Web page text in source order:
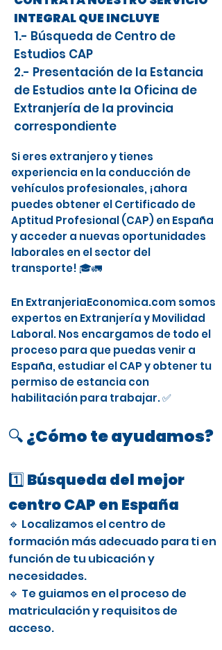
INTEGRAL QUE INCLUYE
1.- Búsqueda de Centro de
Estudios CAP
2.- Presentación de la Estancia
de Estudios ante la Oficina de
Extranjería de la provincia
correspondiente
Si eres extranjero y tienes
experiencia en la conducción de
vehículos profesionales, ¡ahora
puedes obtener el Certificado de
Aptitud Profesional (CAP) en España
y acceder a nuevas oportunidades
laborales en el sector del
transporte! 🎓🚛
En ExtranjeriaEconomica.com somos
expertos en Extranjería y Movilidad
Laboral. Nos encargamos de todo el
proceso para que puedas venir a
España, estudiar el CAP y obtener tu
permiso de estancia con
habilitación para trabajar. ✅
🔍 ¿Cómo te ayudamos?
1️⃣ Búsqueda del mejor
centro CAP en España
🔹 Localizamos el centro de
formación más adecuado para ti en
función de tu ubicación y
necesidades.
🔹 Te guiamos en el proceso de
matriculación y requisitos de
acceso.